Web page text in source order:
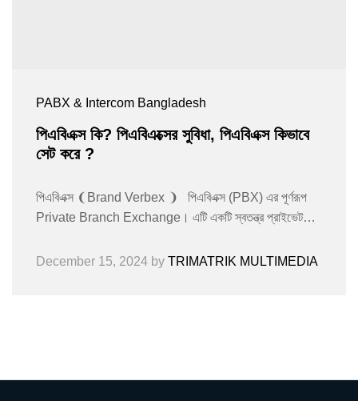
PABX & Intercom Bangladesh
পিএবিএক্স কি? পিএবিএক্সের সুবিধা, পিএবিএক্স কিভাবে
সেট করে ?
পিএবিএক্স ❨Brand Verbex ❩ পিএবিএক্স (PBX) এর পূর্ণরূপ
Private Branch Exchange। এটি একটি স্বতন্ত্র প্রাইভেট…
December 15, 2024 by TRIMATRIK MULTIMEDIA